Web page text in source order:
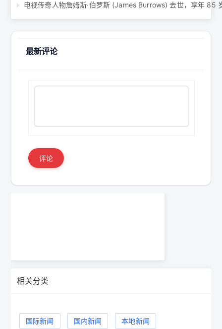
电视传奇人物詹姆斯·伯罗斯 (James Burrows) 去世，享年 85
最新评论
评论
相关分类
国际新闻 国内新闻 本地新闻